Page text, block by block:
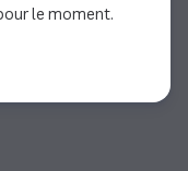
le moment.